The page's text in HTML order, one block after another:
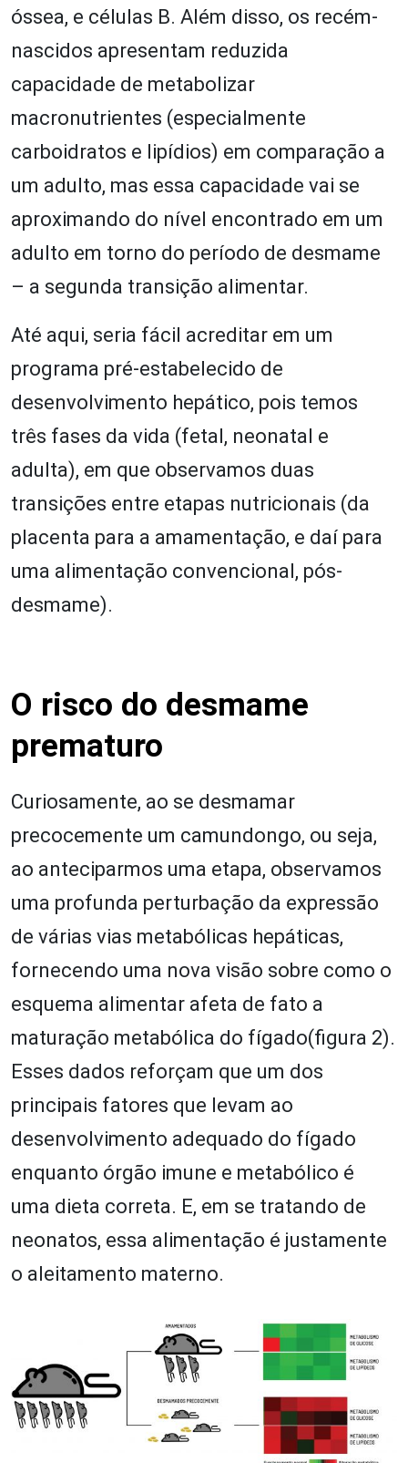
óssea, e células B. Além disso, os recém-
nascidos apresentam reduzida
capacidade de metabolizar
macronutrientes (especialmente
carboidratos e lipídios) em comparação a
um adulto, mas essa capacidade vai se
aproximando do nível encontrado em um
adulto em torno do período de desmame
– a segunda transição alimentar.
Até aqui, seria fácil acreditar em um
programa pré-estabelecido de
desenvolvimento hepático, pois temos
três fases da vida (fetal, neonatal e
adulta), em que observamos duas
transições entre etapas nutricionais (da
placenta para a amamentação, e daí para
uma alimentação convencional, pós-
desmame).
O risco do desmame
prematuro
Curiosamente, ao se desmamar
precocemente um camundongo, ou seja,
ao anteciparmos uma etapa, observamos
uma profunda perturbação da expressão
de várias vias metabólicas hepáticas,
fornecendo uma nova visão sobre como o
esquema alimentar afeta de fato a
maturação metabólica do fígado(figura 2).
Esses dados reforçam que um dos
principais fatores que levam ao
desenvolvimento adequado do fígado
enquanto órgão imune e metabólico é
uma dieta correta. E, em se tratando de
neonatos, essa alimentação é justamente
o aleitamento materno.